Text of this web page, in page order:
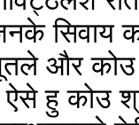
सिवाय
और कोउ
हु कोउ